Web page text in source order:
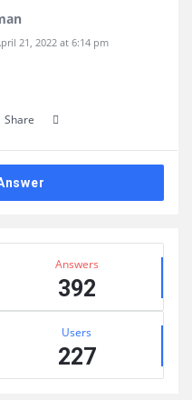
21, 2022 at 6:14 pm
Share
Answers
392
Users
227